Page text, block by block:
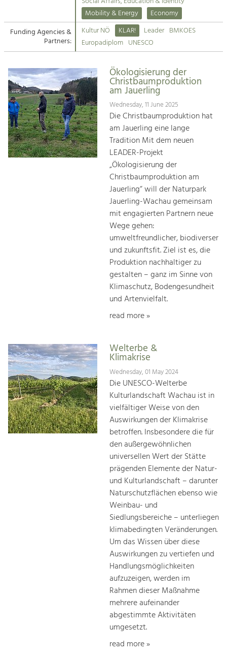
Suche
Impressum
Kontakt
Tourism
Offer Development and Positioning
Art & Culture
Crafts, Science and Research.
Social Affairs, Education
& Identity
Equality, Youth and Integration.
Climate Change, Public Transport and
Increase in Regional Value Added.
Mobility & Energy
Economy
Funding Agencies &
Partners:
Kultur NÖ KLAR! Leader BMKOES
Europadiplom UNESCO
Ökologisierung der
Christbaumproduktion
am Jauerling
Wednesday, 11 June 2025
Die Christbaumproduktion hat
am Jauerling eine lange
Tradition Mit dem neuen
LEADER-Projekt
„Ökologisierung der
Christbaumproduktion am
Jauerling“ will der Naturpark
Jauerling-Wachau gemeinsam
mit engagierten Partnern neue
Wege gehen:
umweltfreundlicher, biodiverser
und zukunftsfit. Ziel ist es, die
Produktion nachhaltiger zu
gestalten – ganz im Sinne von
Klimaschutz, Bodengesundheit
und Artenvielfalt.
read more »
Welterbe &
Klimakrise
Wednesday, 01 May 2024
Die UNESCO-Welterbe
Kulturlandschaft Wachau ist in
vielfältiger Weise von den
Auswirkungen der Klimakrise
betroffen. Insbesondere die für
den außergewöhnlichen
universellen Wert der Stätte
prägenden Elemente der Natur-
und Kulturlandschaft – darunter
Naturschutzflächen ebenso wie
Weinbau- und
Siedlungsbereiche – unterliegen
klimabedingten Veränderungen.
Um das Wissen über diese
Auswirkungen zu vertiefen und
Handlungsmöglichkeiten
aufzuzeigen, werden im
Rahmen dieser Maßnahme
mehrere aufeinander
abgestimmte Aktivitäten
umgesetzt.
read more »